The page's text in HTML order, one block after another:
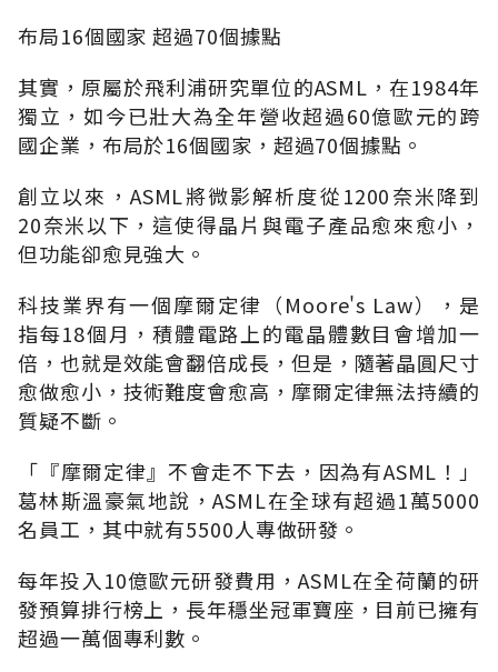
布局16個國家 超過70個據點
其實，原屬於飛利浦研究單位的ASML，在1984年
獨立，如今已壯大為全年營收超過60億歐元的跨
國企業，布局於16個國家，超過70個據點。
創立以來，ASML將微影解析度從1200奈米降到
20奈米以下，這使得晶片與電子產品愈來愈小，
但功能卻愈見強大。
科技業界有一個摩爾定律（Moore's Law），是
指每18個月，積體電路上的電晶體數目會增加一
倍，也就是效能會翻倍成長，但是，隨著晶圓尺寸
愈做愈小，技術難度會愈高，摩爾定律無法持續的
質疑不斷。
「『摩爾定律』不會走不下去，因為有ASML！」
葛林斯溫豪氣地說，ASML在全球有超過1萬5000
名員工，其中就有5500人專做研發。
每年投入10億歐元研發費用，ASML在全荷蘭的研
發預算排行榜上，長年穩坐冠軍寶座，目前已擁有
超過一萬個專利數。